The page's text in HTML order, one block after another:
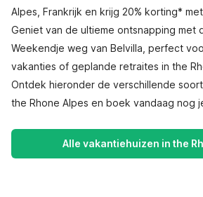
Alpes, Frankrijk en krijg 20% korting*
Geniet van de ultieme ontsnapping met
Weekendje weg van Belvilla, perfect
vakanties of geplande retraites in the
Ontdek hieronder de verschillende
the Rhone Alpes en boek vandaag nog
Alle vakantiehuizen in the